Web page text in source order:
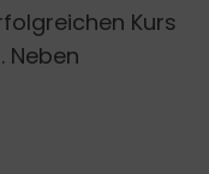
Kurs
Neben